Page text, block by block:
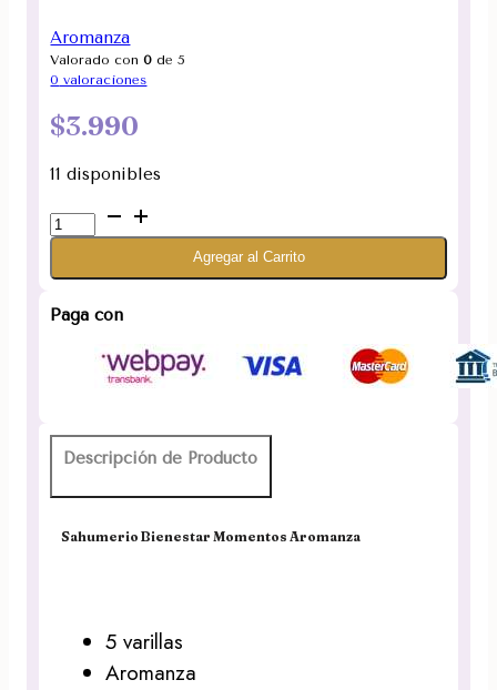
Aromanza
Valorado con0 de 5
0 valoraciones
$3.990
11 disponibles
Sahumerio
Bienestar
cantidad
Agregar al Carrito
Paga con
Descripción de Producto
Sahumerio Bienestar Momentos Aromanza
5 varillas
Aromanza